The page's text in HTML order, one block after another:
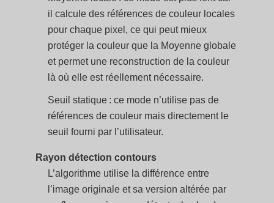
il calcule des références de couleur locales
pour chaque pixel, ce qui peut mieux
protéger la couleur que la Moyenne globale
et permet une reconstruction de la couleur
là où elle est réellement nécessaire.
Seuil statique : ce mode n’utilise pas de
références de couleur mais directement le
seuil fourni par l’utilisateur.
Rayon détection contours
L’algorithme utilise la différence entre
l’image originale et sa version altérée par